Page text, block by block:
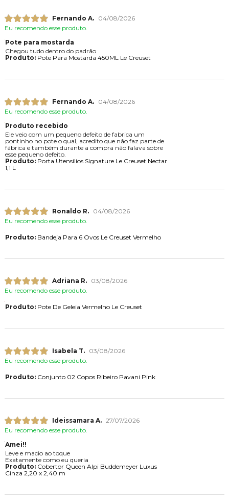
Fernando A.
04/08/2026
Eu recomendo esse produto.
Pote para mostarda
Chegou tudo dentro do padrão
Produto:Pote Para Mostarda 450ML Le Creuset
Fernando A.
04/08/2026
Eu recomendo esse produto.
Produto recebido
Ele veio com um pequeno defeito de fabrica um
pontinho no pote o qual, acredito que não faz parte de
fábrica e também durante a compra não falava sobre
esse pequeno defeito.
Produto:Porta Utensílios Signature Le Creuset Nectar
1,1 L
Ronaldo R.
04/08/2026
Eu recomendo esse produto.
Produto:Bandeja Para 6 Ovos Le Creuset Vermelho
Adriana R.
03/08/2026
Eu recomendo esse produto.
Produto:Pote De Geleia Vermelho Le Creuset
Isabela T.
03/08/2026
Eu recomendo esse produto.
Produto:Conjunto 02 Copos Ribeiro Pavani Pink
Ideissamara A. 27/07/2026
Eu recomendo esse produto.
Amei!!
Leve e macio ao toque
Exatamente como eu queria
Produto:Cobertor Queen Alpi Buddemeyer Luxus
Cinza 2,20 x 2,40 m